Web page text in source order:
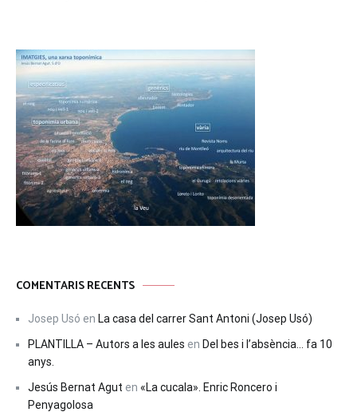
COMENTARIS RECENTS
Josep Usó en La casa del carrer Sant Antoni (Josep Usó)
PLANTILLA – Autors a les aules en Del bes i l’absència… fa 10
anys.
Jesús Bernat Agut en «La cucala». Enric Roncero i
Penyagolosa